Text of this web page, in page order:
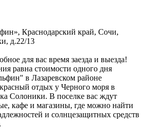
Краснодарский край, Сочи,
д.22/13
для вас время заезда и выезда!
равна стоимости одного дня
в Лазаревском районе
отдых у Черного моря в
Солоники. В поселке вас ждут
кафе и магазины, где можно найти
и солнцезащитных средств